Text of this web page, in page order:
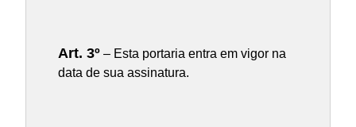
Art. 3º – Esta portaria entra em vigor na
data de sua assinatura.